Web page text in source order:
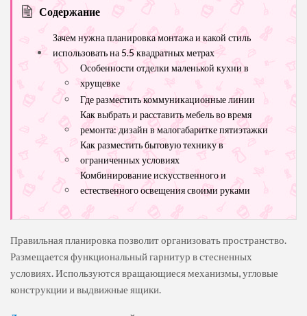
Содержание
Зачем нужна планировка монтажа и какой стиль
использовать на 5.5 квадратных метрах
Особенности отделки маленькой кухни в
хрущевке
Где разместить коммуникационные линии
Как выбрать и расставить мебель во время
ремонта: дизайн в малогабаритке пятиэтажки
Как разместить бытовую технику в
ограниченных условиях
Комбинирование искусственного и
естественного освещения своими руками
Правильная планировка позволит организовать пространство.
Размещается функциональный гарнитур в стесненных
условиях. Используются вращающиеся механизмы, угловые
конструкции и выдвижные ящики.